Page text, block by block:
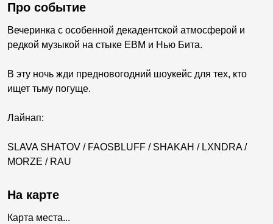
Про событие
Вечеринка с особенной декадентской атмосферой и
редкой музыкой на стыке EBM и Нью Бита.
В эту ночь жди предновогодний шоукейс для тех, кто
ищет тьму погуще.
Лайнап:
SLAVA SHATOV / FAOSBLUFF / SHAKAH / LXNDRA /
MORZE / RAU
На карте
Карта места...